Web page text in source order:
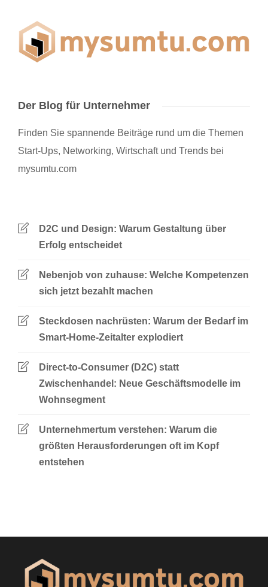
Der Blog für Unternehmer
Finden Sie spannende Beiträge rund um die Themen
Start-Ups, Networking, Wirtschaft und Trends bei
mysumtu.com
D2C und Design: Warum Gestaltung über
Erfolg entscheidet
Nebenjob von zuhause: Welche Kompetenzen
sich jetzt bezahlt machen
Steckdosen nachrüsten: Warum der Bedarf im
Smart-Home-Zeitalter explodiert
Direct-to-Consumer (D2C) statt
Zwischenhandel: Neue Geschäftsmodelle im
Wohnsegment
Unternehmertum verstehen: Warum die
größten Herausforderungen oft im Kopf
entstehen